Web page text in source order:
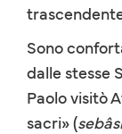
Sono
dalle stesse
Paolo visitò
sacri» (